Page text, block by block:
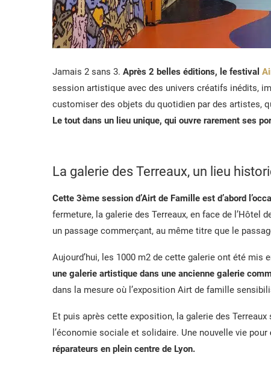
Jamais 2 sans 3. Après 2 belles éditions, le festival
session artistique avec des univers créatifs inédits,
customiser des objets du quotidien par des artistes,
Le tout dans un lieu unique, qui ouvre rarement ses
La galerie des Terreaux, un lieu
Cette 3ème session d’Airt de Famille est d’abord
fermeture, la galerie des Terreaux, en face de l’Hôtel
un passage commerçant, au même titre que le
Aujourd’hui, les 1000 m2 de cette galerie ont été mis
une galerie artistique dans une ancienne galerie
dans la mesure où l’exposition Airt de famille
Et puis après cette exposition, la galerie des
l’économie sociale et solidaire. Une nouvelle vie pour
réparateurs en plein centre de Lyon.